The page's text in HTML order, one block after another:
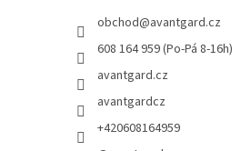
obchod@avantgard.cz
608 164 959 (Po-Pá 8-16h)
avantgard.cz
avantgardcz
+420608164959